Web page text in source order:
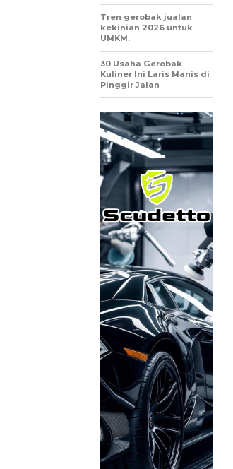
Tren gerobak jualan
kekinian 2026 untuk
UMKM.
30 Usaha Gerobak
Kuliner Ini Laris Manis di
Pinggir Jalan